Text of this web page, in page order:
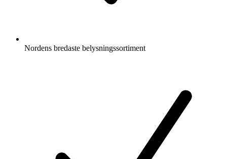
Nordens bredaste belysningssortiment